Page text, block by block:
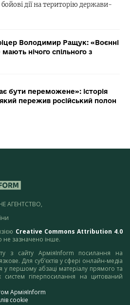
дії на територію держави-
Володимир Ращук: «Воєнні
нічого спільного з
бути переможене»: історія
пережив російський полон
АГЕНТСТВО,
Creative Commons Attribution 4.0
не зазначено інше.
з сайту АрміяInform посилання на
Для суб’єктів у сфері онлайн-медіа
у першому абзаці матеріалу прямого та
систем гіперпосилання на цитований
АрміяInform
cookie